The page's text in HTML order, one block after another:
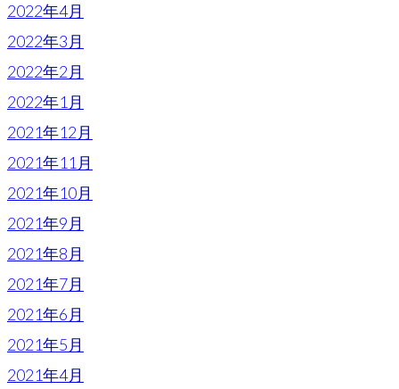
2022年4月
2022年3月
2022年2月
2022年1月
2021年12月
2021年11月
2021年10月
2021年9月
2021年8月
2021年7月
2021年6月
2021年5月
2021年4月